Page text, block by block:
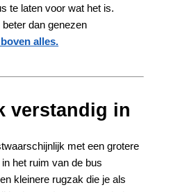
te laten voor wat het is.
dan genezen
alles.
verstandig in
met een grotere
in het ruim van de bus
kleinere rugzak die je als